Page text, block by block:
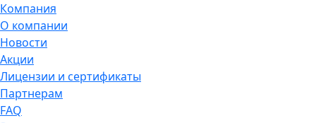
Компания
О компании
Новости
Акции
Лицензии и сертификаты
Партнерам
FAQ